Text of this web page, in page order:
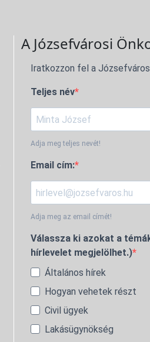
A Józsefvárosi
Iratkozzon fel a
Teljes név
Adja meg teljes nevét!
Email cím:
Adja meg az email címét!
Válassza ki azokat a
hírlevelet megjelölhet.)
Általános hírek
Hogyan vehetek részt
Civil ügyek
Lakásügynökség